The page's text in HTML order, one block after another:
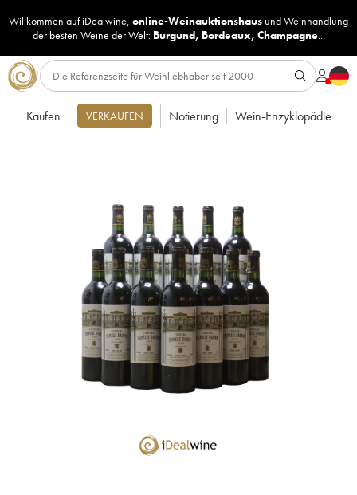
Willkommen auf iDealwine, online-Weinauktionshaus undWeinhandlung
der besten Weine der Welt: Burgund, Bordeaux, Champagne...
Kaufen VERKAUFEN Notierung Wein-Enzyklopädie